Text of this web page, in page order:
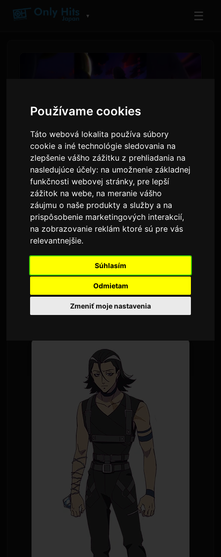
Používame cookies
Táto webová lokalita používa súbory
cookie a iné technológie sledovania na
zlepšenie vášho zážitku z prehliadania na
nasledujúce účely: na umožnenie základnej
funkčnosti webovej stránky, pre lepší
zážitok na webe, na meranie vášho
záujmu o naše produkty a služby a na
prispôsobenie marketingových interakcií,
na zobrazovanie reklám ktoré sú pre vás
relevantnejšie.
Súhlasím
Odmietam
Zmeniť moje nastavenia
▼ ☰
Digimon Beatbreak Začne
Nový Príbehový Oblúk 'Kjo-
hen' 12. júla
Autor:Sam 7 júla 2026
Preložené z angličtiny
TV animeDigimon Beatbreakzačne nový
príbehový oblúk 'Kjo-hen' 12. júla. S oznámením
boli zverejnené nové kľúčové vizuály a